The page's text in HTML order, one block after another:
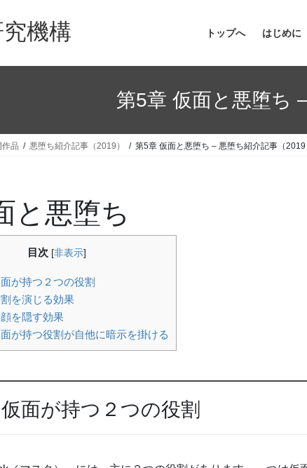
機構 トップへ はじめに
第5章 仮面と悪堕ち
作品 悪堕ち紹介記事（2019） 第5章 仮面と悪堕ち – 悪堕ち紹介記事（2019
と悪堕ち
目次 [非表示]
が持つ２つの役割
を演じる効果
を隠す効果
面が持つ役割が自他に暗示を掛ける
仮面が持つ２つの役割